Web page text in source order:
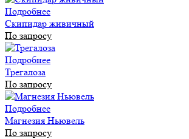
Подробнее
Скипидар живичный
По запросу
Подробнее
Трегалоза
По запросу
Подробнее
Магнезия Ньювель
По запросу